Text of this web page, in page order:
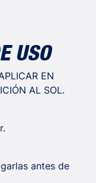
USO
EN
AL SOL.
antes de